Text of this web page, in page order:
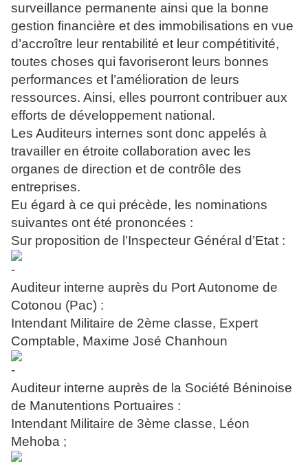
surveillance permanente ainsi que la bonne
gestion financière et des immobilisations en vue
d’accroître leur rentabilité et leur compétitivité,
toutes choses qui favoriseront leurs bonnes
performances et l’amélioration de leurs
ressources. Ainsi, elles pourront contribuer aux
efforts de développement national.
Les Auditeurs internes sont donc appelés à
travailler en étroite collaboration avec les
organes de direction et de contrôle des
entreprises.
Eu égard à ce qui précède, les nominations
suivantes ont été prononcées :
Sur proposition de l’Inspecteur Général d’Etat :
Auditeur interne auprès du Port Autonome de
Cotonou (Pac) :
Intendant Militaire de 2ème classe, Expert
Comptable, Maxime José Chanhoun
Auditeur interne auprès de la Société Béninoise
de Manutentions Portuaires :
Intendant Militaire de 3ème classe, Léon
Mehoba ;